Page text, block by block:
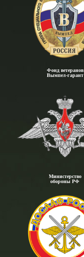
Фонд ветеранов
Вымпел-гарант
Министерство
обороны РФ